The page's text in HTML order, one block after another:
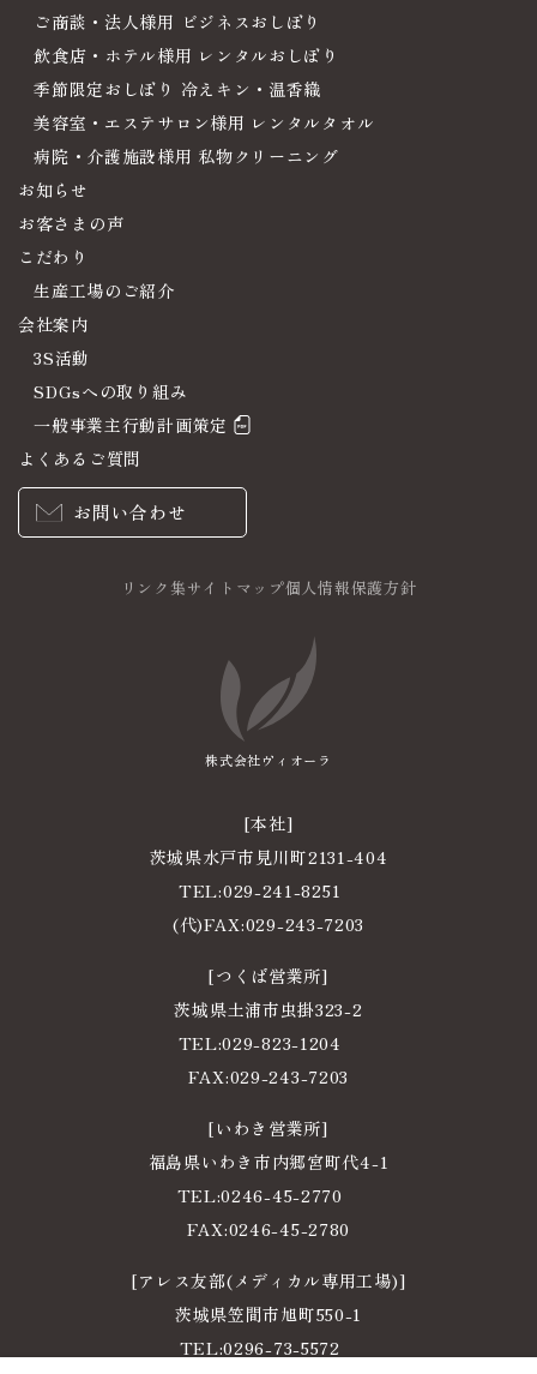
ご商談・法人様用 ビジネスおしぼり
飲食店・ホテル様用 レンタルおしぼり
季節限定おしぼり 冷えキン・温香織
美容室・エステサロン様用 レンタルタオル
病院・介護施設様用 私物クリーニング
お知らせ
お客さまの声
こだわり
生産工場のご紹介
会社案内
3S活動
SDGsへの取り組み
一般事業主行動計画策定
よくあるご質問
お問い合わせ
株式会社ヴィオーラ
[本社]
茨城県水戸市見川町2131-404
TEL:
電
番
号
029-241-8251
(代)FAX:029-243-7203
[つくば営業所]
茨城県土浦市虫掛323-2
TEL:
電
番
号
029-823-1204
FAX:029-243-7203
[いわき営業所]
福島県いわき市内郷宮町代4-1
TEL:
電
番
号
0246-45-2770
FAX:0246-45-2780
[アレス友部(メディカル専用工場)]
茨城県笠間市旭町550-1
TEL:0296-73-5572
リンク集サイトマップ個人情報保護方針